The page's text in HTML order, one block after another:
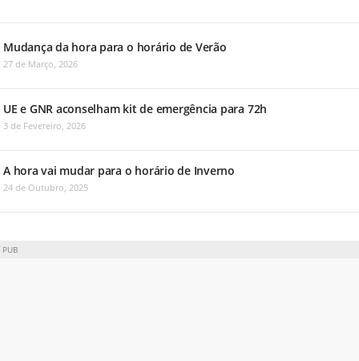
Mudança da hora para o horário de Verão
27 de Março, 2026
UE e GNR aconselham kit de emergência para 72h
3 de Fevereiro, 2026
A hora vai mudar para o horário de Inverno
24 de Outubro, 2025
PUB